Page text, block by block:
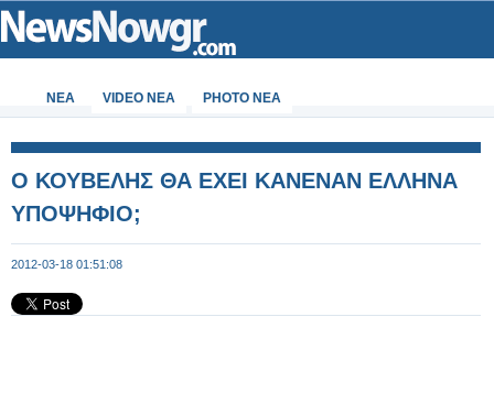
ΝΕΑ VIDEO NEA PHOTO NEA
Ο ΚΟΥΒΕΛΗΣ ΘΑ ΕΧΕΙ ΚΑΝΕΝΑΝ ΕΛΛΗΝΑ
ΥΠΟΨΗΦΙΟ;
2012-03-18 01:51:08